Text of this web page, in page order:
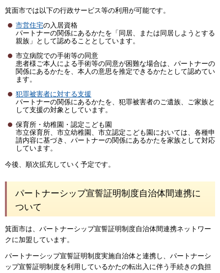
箕面市では以下の行政サービス等の利用が可能です。
市営住宅の入居資格
パートナーの関係にあるかたを「同居、または同居しようとする
親族」として認めることとしています。
市立病院での手術等の同意
患者様ご本人による手術等の同意が困難な場合は、パートナーの
関係にあるかたを、本人の意思を推定できるかたとして認めてい
ます。
犯罪被害者に対する支援
パートナーの関係にあるかたを、犯罪被害者のご遺族、ご家族と
して支援の対象としています。
保育所・幼稚園・認定こども園
市立保育所、市立幼稚園、市立認定こども園においては、各種申
請内容に基づき、パートナーの関係にあるかたを家族として対応
しています。
今後、順次拡充していく予定です。
パートナーシップ宣誓証明制度自治体間連携に
ついて
箕面市は、パートナーシップ宣誓証明制度自治体間連携ネットワー
クに加盟しています。
パートナーシップ宣誓証明制度実施自治体と連携し、パートナーシ
ップ宣誓証明制度を利用しているかたの転出入に伴う手続きの負担